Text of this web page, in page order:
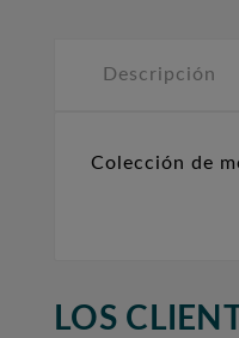
Descripción
Colección de
LOS